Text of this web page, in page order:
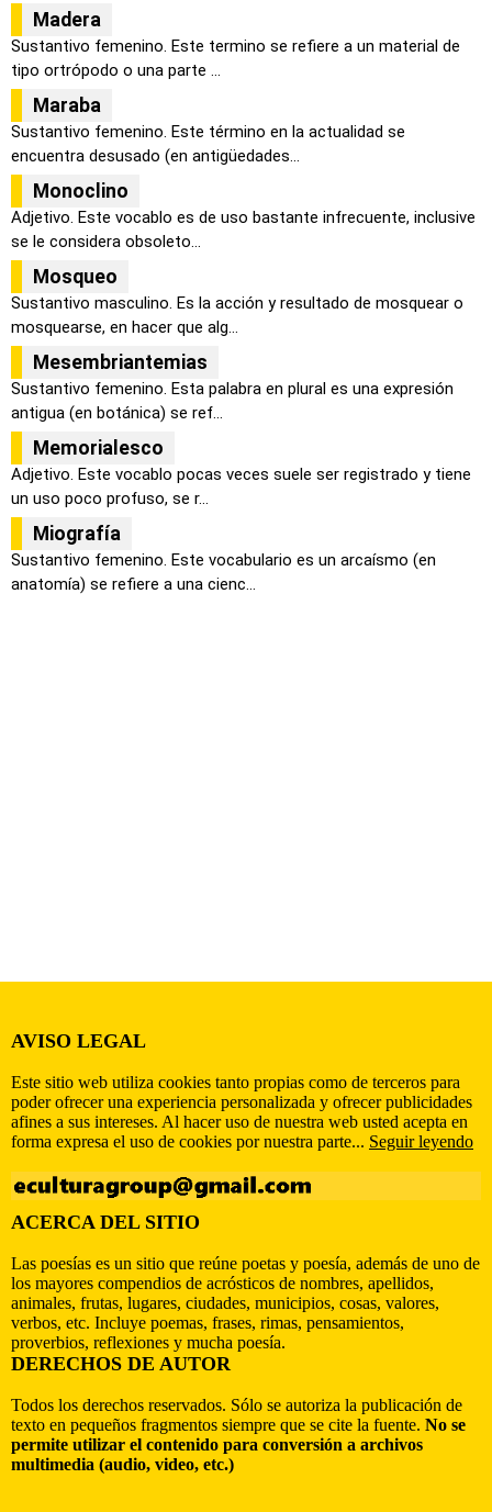
Madera
Sustantivo femenino. Este termino se refiere a un material de
tipo ortrópodo o una parte ...
Maraba
Sustantivo femenino. Este término en la actualidad se
encuentra desusado (en antigüedades...
Monoclino
Adjetivo. Este vocablo es de uso bastante infrecuente, inclusive
se le considera obsoleto...
Mosqueo
Sustantivo masculino. Es la acción y resultado de mosquear o
mosquearse, en hacer que alg...
Mesembriantemias
Sustantivo femenino. Esta palabra en plural es una expresión
antigua (en botánica) se ref...
Memorialesco
Adjetivo. Este vocablo pocas veces suele ser registrado y tiene
un uso poco profuso, se r...
Miografía
Sustantivo femenino. Este vocabulario es un arcaísmo (en
anatomía) se refiere a una cienc...
AVISO LEGAL
Este sitio web utiliza cookies tanto propias como de terceros para
poder ofrecer una experiencia personalizada y ofrecer publicidades
afines a sus intereses. Al hacer uso de nuestra web usted acepta en
forma expresa el uso de cookies por nuestra parte... Seguir leyendo
ACERCA DEL SITIO
Las poesías es un sitio que reúne poetas y poesía, además de uno de
los mayores compendios de acrósticos de nombres, apellidos,
animales, frutas, lugares, ciudades, municipios, cosas, valores,
verbos, etc. Incluye poemas, frases, rimas, pensamientos,
proverbios, reflexiones y mucha poesía.
DERECHOS DE AUTOR
Todos los derechos reservados. Sólo se autoriza la publicación de
texto en pequeños fragmentos siempre que se cite la fuente. No se
permite utilizar el contenido para conversión a archivos
multimedia (audio, video, etc.)